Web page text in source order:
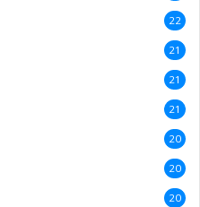
22
21
21
21
20
20
20